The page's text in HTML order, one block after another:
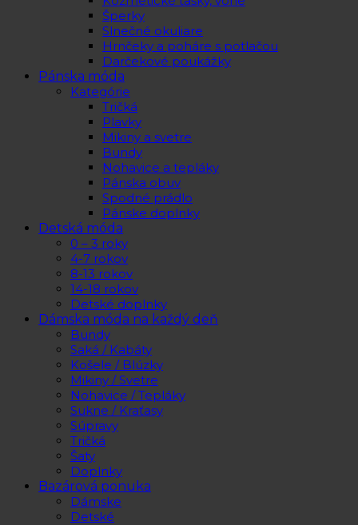
Šperky
Slnečné okuliare
Hrnčeky a poháre s potlačou
Darčekové poukážky
Pánska móda
Kategórie
Tričká
Plavky
Mikiny a svetre
Bundy
Nohavice a tepláky
Pánska obuv
Spodné prádlo
Pánske doplnky
Detská móda
0 – 3 roky
4-7 rokov
8-13 rokov
14-18 rokov
Detské doplnky
Dámska móda na každý deň
Bundy
Saká / Kabáty
Košele / Blúzky
Mikiny / Svetre
Nohavice / Tepláky
Sukne / Kraťasy
Súpravy
Tričká
Šaty
Doplnky
Bazárová ponuka
Dámske
Detské